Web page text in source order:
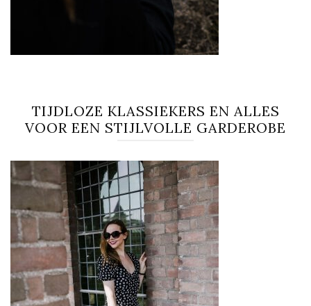
TIJDLOZE KLASSIEKERS EN ALLES
VOOR EEN STIJLVOLLE GARDEROBE